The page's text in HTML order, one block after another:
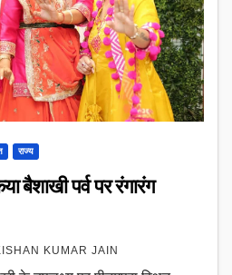
राज्य
बैशाखी पर्व पर रंगारंग
KUMAR JAIN